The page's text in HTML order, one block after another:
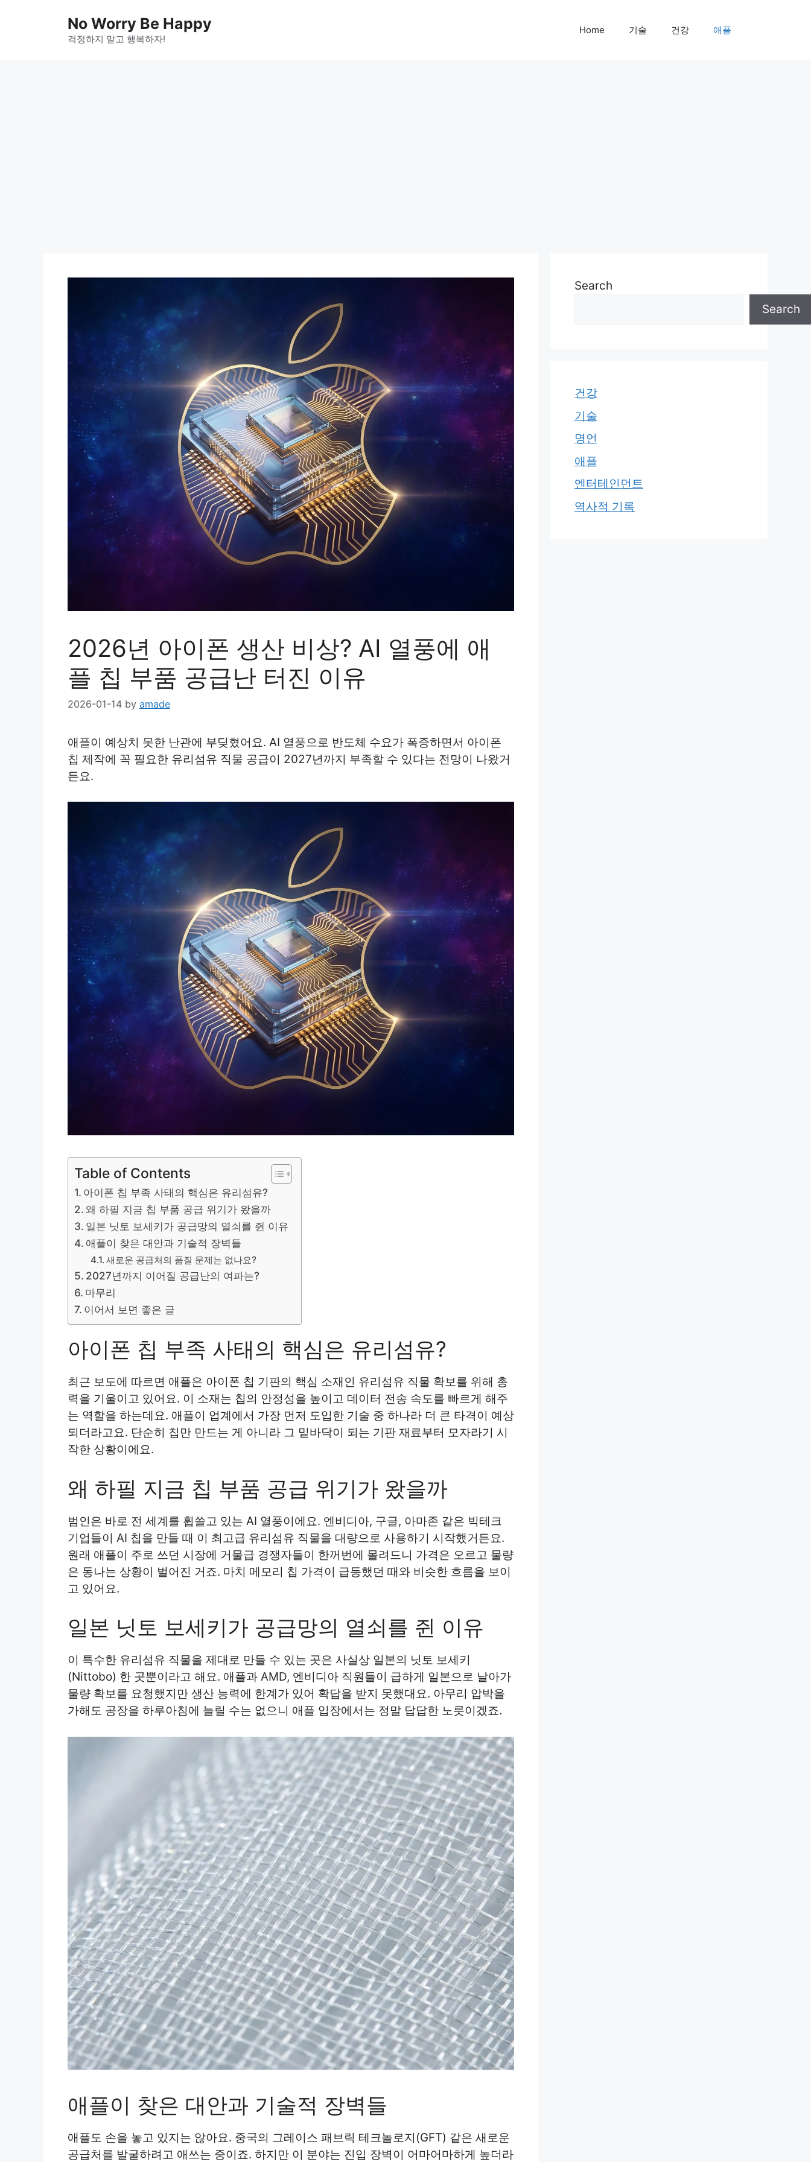
No Worry Be Happy
걱정하지 말고 행복하자!
Home 기술 건강 애플
2026년 아이폰 생산 비상? AI 열풍에 애
플 칩 부품 공급난 터진 이유
2026-01-14 by amade
애플이 예상치 못한 난관에 부딪혔어요. AI 열풍으로 반도체 수요가 폭증하면서 아이폰
칩 제작에 꼭 필요한 유리섬유 직물 공급이 2027년까지 부족할 수 있다는 전망이 나왔거
든요.
Table of Contents
아이폰 칩 부족 사태의 핵심은 유리섬유?
왜 하필 지금 칩 부품 공급 위기가 왔을까
일본 닛토 보세키가 공급망의 열쇠를 쥔 이유
애플이 찾은 대안과 기술적 장벽들
새로운 공급처의 품질 문제는 없나요?
2027년까지 이어질 공급난의 여파는?
마무리
이어서 보면 좋은 글
아이폰 칩 부족 사태의 핵심은 유리섬유?
최근 보도에 따르면 애플은 아이폰 칩 기판의 핵심 소재인 유리섬유 직물 확보를 위해 총
력을 기울이고 있어요. 이 소재는 칩의 안정성을 높이고 데이터 전송 속도를 빠르게 해주
는 역할을 하는데요. 애플이 업계에서 가장 먼저 도입한 기술 중 하나라 더 큰 타격이 예상
되더라고요. 단순히 칩만 만드는 게 아니라 그 밑바닥이 되는 기판 재료부터 모자라기 시
작한 상황이에요.
왜 하필 지금 칩 부품 공급 위기가 왔을까
범인은 바로 전 세계를 휩쓸고 있는 AI 열풍이에요. 엔비디아, 구글, 아마존 같은 빅테크
기업들이 AI 칩을 만들 때 이 최고급 유리섬유 직물을 대량으로 사용하기 시작했거든요.
원래 애플이 주로 쓰던 시장에 거물급 경쟁자들이 한꺼번에 몰려드니 가격은 오르고 물량
은 동나는 상황이 벌어진 거죠. 마치 메모리 칩 가격이 급등했던 때와 비슷한 흐름을 보이
고 있어요.
일본 닛토 보세키가 공급망의 열쇠를 쥔 이유
이 특수한 유리섬유 직물을 제대로 만들 수 있는 곳은 사실상 일본의 닛토 보세키
(Nittobo) 한 곳뿐이라고 해요. 애플과 AMD, 엔비디아 직원들이 급하게 일본으로 날아가
물량 확보를 요청했지만 생산 능력에 한계가 있어 확답을 받지 못했대요. 아무리 압박을
가해도 공장을 하루아침에 늘릴 수는 없으니 애플 입장에서는 정말 답답한 노릇이겠죠.
애플이 찾은 대안과 기술적 장벽들
애플도 손을 놓고 있지는 않아요. 중국의 그레이스 패브릭 테크놀로지(GFT) 같은 새로운
공급처를 발굴하려고 애쓰는 중이죠. 하지만 이 분야는 진입 장벽이 어마어마하게 높더라
Search
Search
건강
기술
명언
애플
엔터테인먼트
역사적 기록